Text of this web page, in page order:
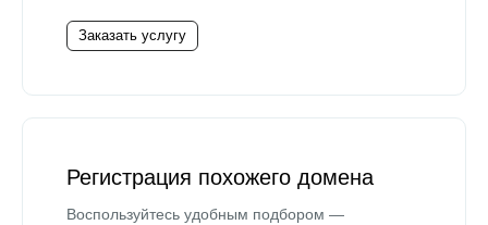
Заказать услугу
Регистрация похожего домена
Воспользуйтесь удобным подбором —